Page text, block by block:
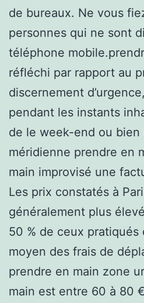
de bureaux. Ne vous
personnes qui ne sont
téléphone
réfléchi par rapport au
discernement
pendant les instants
de le week-end ou bien
méridienne prendre en
main improvisé une
Les prix constatés à
généralement plus
50 % de ceux
moyen des frais de
prendre en main zone
main est entre 60 à 80